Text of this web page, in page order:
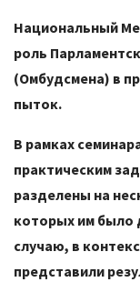
Национальный
роль
(Омбудсмена) в
пыток.
В рамках
практическим
разделены на
которых им было
случаю, в
представили